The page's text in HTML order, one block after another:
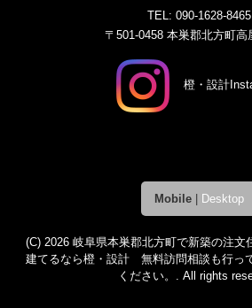
TEL: 090-1628-8465
〒501-0458 本巣郡北方町高
橙・設計
Mobile| Desktop
(C) 2026 岐阜県本巣郡北方町で新築の注文
建てるなら橙・設計 無料訪問相談も行っ
ください。 . All rights